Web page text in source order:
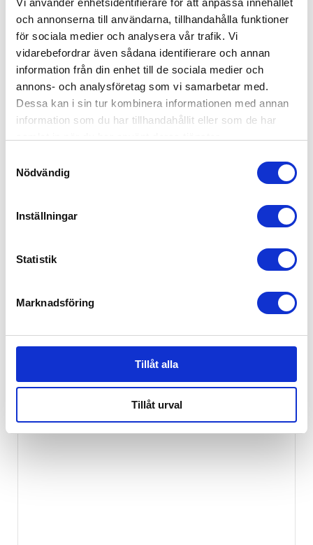
Vi använder enhetsidentifierare för att anpassa innehållet
och annonserna till användarna, tillhandahålla funktioner
för sociala medier och analysera vår trafik. Vi
vidarebefordrar även sådana identifierare och annan
information från din enhet till de sociala medier och
annons- och analysföretag som vi samarbetar med.
Dessa kan i sin tur kombinera informationen med annan
information som du har tillhandahållit eller som de har
Nödvändig
Inställningar
Statistik
Marknadsföring
Tillåt alla
Tillåt urval
Rätt start Bestick Visor